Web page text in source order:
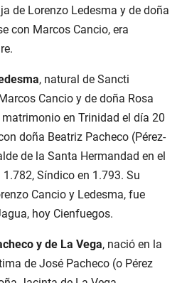
de Lorenzo Ledesma y de doña
con Marcos Cancio, era
, natural de Sancti
Cancio y de doña Rosa
en Trinidad el día 20
doña Beatriz Pacheco (Pérez-
de la Santa Hermandad en el
Síndico en 1.793. Su
Cancio y Ledesma, fue
hoy Cienfuegos.
y de La Vega, nació en la
de José Pacheco (o Pérez